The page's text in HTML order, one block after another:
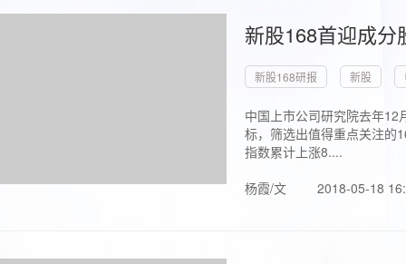
新股168首迎成
新股168研报 新股
中国上市公司研究院去年
标，筛选出值得重点关注的
指数累计上涨8....
杨霞/文
2018-05-18